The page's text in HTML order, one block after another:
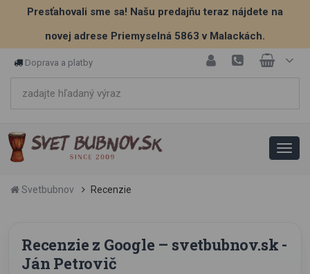
Presťahovali sme sa! Našu predajňu teraz nájdete na
novej adrese Priemyselná 5863 v Malackách.
Doprava a platby
Svetbubnov Recenzie
Recenzie z Google – svetbubnov.sk -
Ján Petrovič